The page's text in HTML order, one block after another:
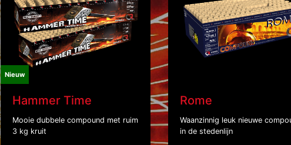
Nieuw
Hammer Time
Mooie dubbele compound met ruim
3 kg kruit
Rome
Waanzinnig leuk nieuwe
in de stedenlijn